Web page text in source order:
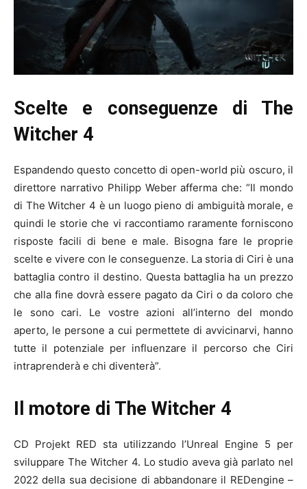
Scelte e conseguenze di The
Witcher 4
Espandendo questo concetto di open-world più oscuro, il
direttore narrativo Philipp Weber afferma che: “Il mondo
di The Witcher 4 è un luogo pieno di ambiguità morale, e
quindi le storie che vi raccontiamo raramente forniscono
risposte facili di bene e male. Bisogna fare le proprie
scelte e vivere con le conseguenze. La storia di Ciri è una
battaglia contro il destino. Questa battaglia ha un prezzo
che alla fine dovrà essere pagato da Ciri o da coloro che
le sono cari. Le vostre azioni all’interno del mondo
aperto, le persone a cui permettete di avvicinarvi, hanno
tutte il potenziale per influenzare il percorso che Ciri
intraprenderà e chi diventerà”.
Il motore di The Witcher 4
CD Projekt RED sta utilizzando l’Unreal Engine 5 per
sviluppare The Witcher 4. Lo studio aveva già parlato nel
2022 della sua decisione di abbandonare il REDengine –